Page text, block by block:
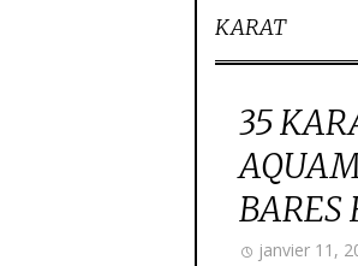
KARAT
35
BARES
janvier 11,